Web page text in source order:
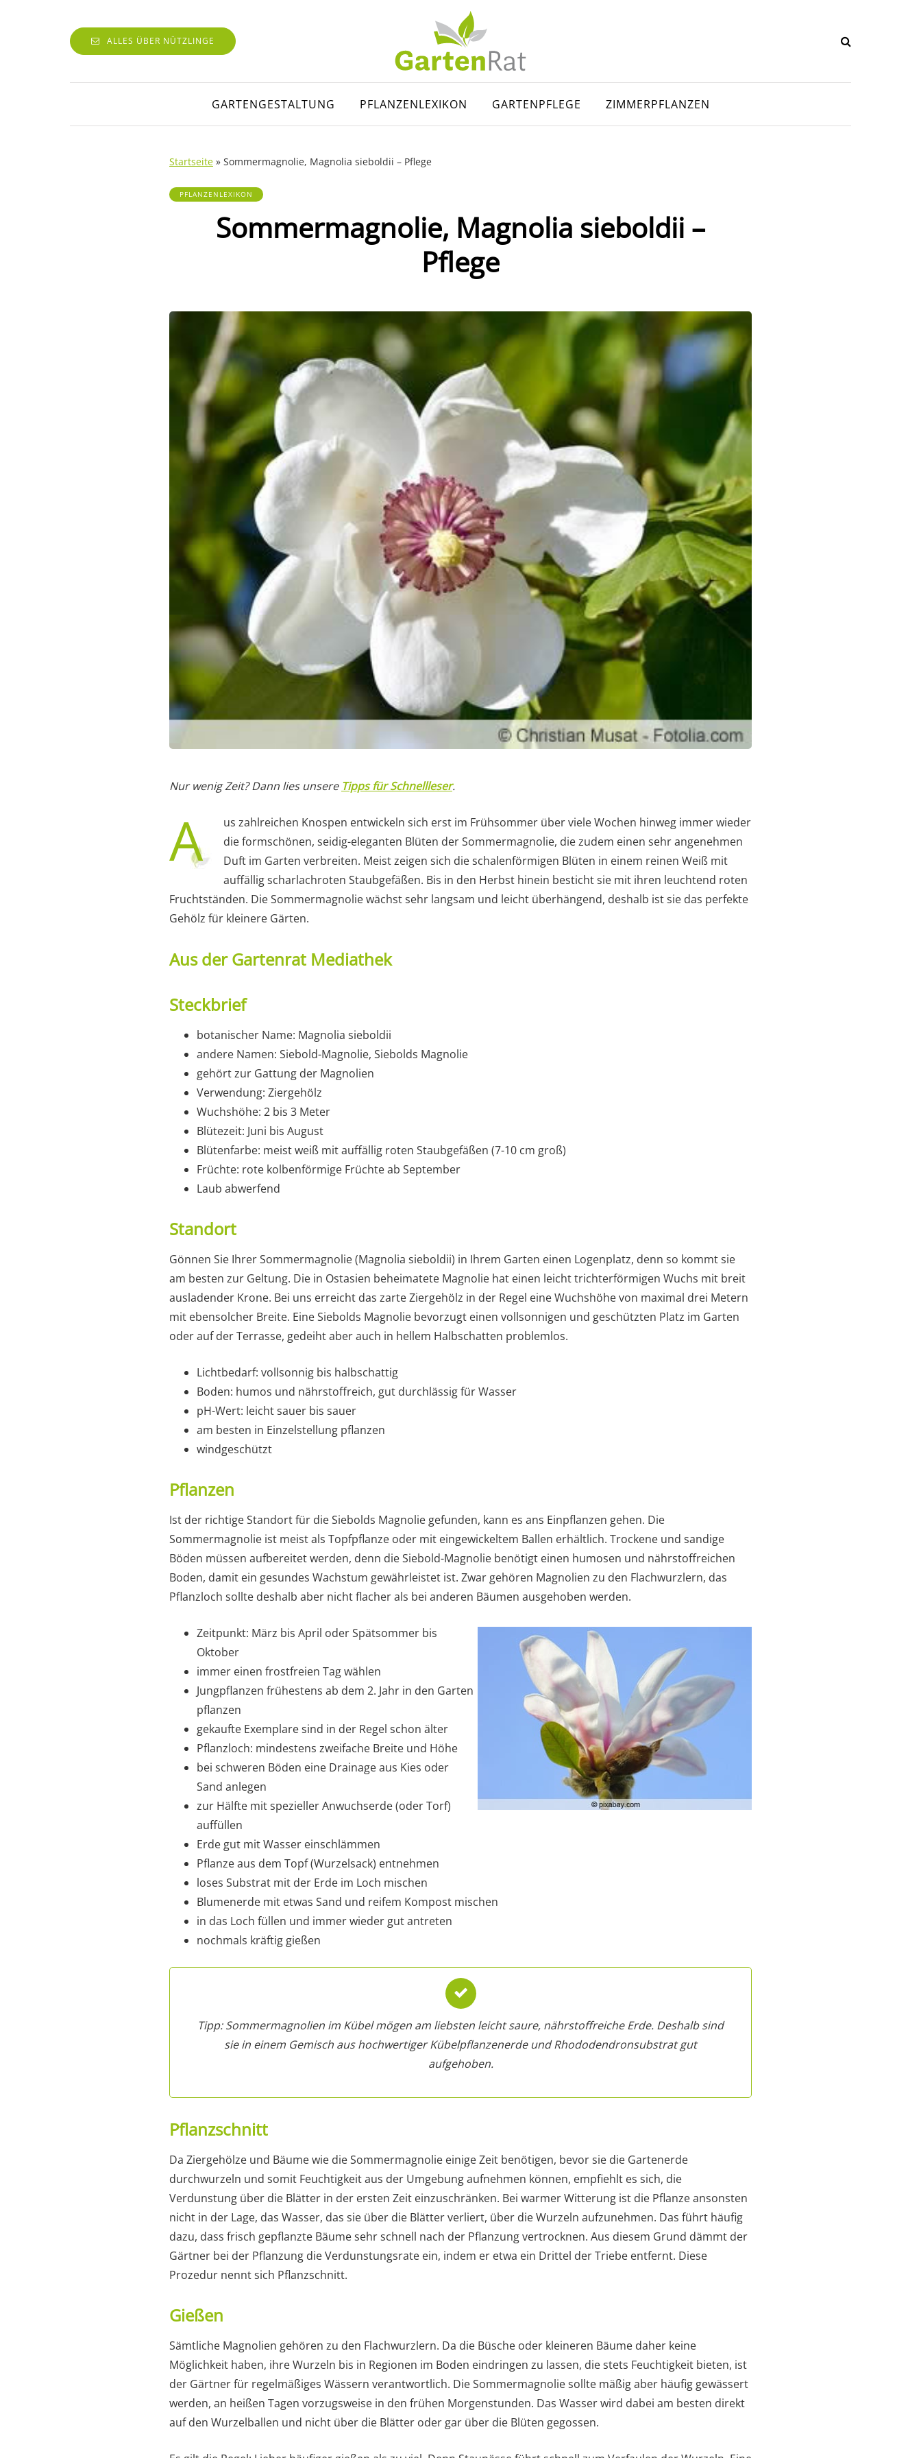
ALLES ÜBER NÜTZLINGE
GARTENGESTALTUNG PFLANZENLEXIKON GARTENPFLEGE ZIMMERPFLANZEN
Startseite » Sommermagnolie, Magnolia sieboldii – Pflege
PFLANZENLEXIKON
Sommermagnolie, Magnolia sieboldii –
Pflege
Nur wenig Zeit? Dann lies unsere Tipps für Schnellleser.
A
us zahlreichen Knospen entwickeln sich erst im Frühsommer über viele Wochen hinweg immer wieder
die formschönen, seidig-eleganten Blüten der Sommermagnolie, die zudem einen sehr angenehmen
Duft im Garten verbreiten. Meist zeigen sich die schalenförmigen Blüten in einem reinen Weiß mit
auffällig scharlachroten Staubgefäßen. Bis in den Herbst hinein besticht sie mit ihren leuchtend roten
Fruchtständen. Die Sommermagnolie wächst sehr langsam und leicht überhängend, deshalb ist sie das perfekte
Gehölz für kleinere Gärten.
Aus der Gartenrat Mediathek
Steckbrief
botanischer Name: Magnolia sieboldii
andere Namen: Siebold-Magnolie, Siebolds Magnolie
gehört zur Gattung der Magnolien
Verwendung: Ziergehölz
Wuchshöhe: 2 bis 3 Meter
Blütezeit: Juni bis August
Blütenfarbe: meist weiß mit auffällig roten Staubgefäßen (7-10 cm groß)
Früchte: rote kolbenförmige Früchte ab September
Laub abwerfend
Standort
Gönnen Sie Ihrer Sommermagnolie (Magnolia sieboldii) in Ihrem Garten einen Logenplatz, denn so kommt sie
am besten zur Geltung. Die in Ostasien beheimatete Magnolie hat einen leicht trichterförmigen Wuchs mit breit
ausladender Krone. Bei uns erreicht das zarte Ziergehölz in der Regel eine Wuchshöhe von maximal drei Metern
mit ebensolcher Breite. Eine Siebolds Magnolie bevorzugt einen vollsonnigen und geschützten Platz im Garten
oder auf der Terrasse, gedeiht aber auch in hellem Halbschatten problemlos.
Lichtbedarf: vollsonnig bis halbschattig
Boden: humos und nährstoffreich, gut durchlässig für Wasser
pH-Wert: leicht sauer bis sauer
am besten in Einzelstellung pflanzen
windgeschützt
Pflanzen
Ist der richtige Standort für die Siebolds Magnolie gefunden, kann es ans Einpflanzen gehen. Die
Sommermagnolie ist meist als Topfpflanze oder mit eingewickeltem Ballen erhältlich. Trockene und sandige
Böden müssen aufbereitet werden, denn die Siebold-Magnolie benötigt einen humosen und nährstoffreichen
Boden, damit ein gesundes Wachstum gewährleistet ist. Zwar gehören Magnolien zu den Flachwurzlern, das
Pflanzloch sollte deshalb aber nicht flacher als bei anderen Bäumen ausgehoben werden.
Zeitpunkt: März bis April oder Spätsommer bis
Oktober
immer einen frostfreien Tag wählen
Jungpflanzen frühestens ab dem 2. Jahr in den Garten
pflanzen
gekaufte Exemplare sind in der Regel schon älter
Pflanzloch: mindestens zweifache Breite und Höhe
bei schweren Böden eine Drainage aus Kies oder
Sand anlegen
zur Hälfte mit spezieller Anwuchserde (oder Torf)
auffüllen
Erde gut mit Wasser einschlämmen
Pflanze aus dem Topf (Wurzelsack) entnehmen
loses Substrat mit der Erde im Loch mischen
Blumenerde mit etwas Sand und reifem Kompost mischen
in das Loch füllen und immer wieder gut antreten
nochmals kräftig gießen
Tipp: Sommermagnolien im Kübel mögen am liebsten leicht saure, nährstoffreiche Erde. Deshalb sind
sie in einem Gemisch aus hochwertiger Kübelpflanzenerde und Rhododendronsubstrat gut
aufgehoben.
Pflanzschnitt
Da Ziergehölze und Bäume wie die Sommermagnolie einige Zeit benötigen, bevor sie die Gartenerde
durchwurzeln und somit Feuchtigkeit aus der Umgebung aufnehmen können, empfiehlt es sich, die
Verdunstung über die Blätter in der ersten Zeit einzuschränken. Bei warmer Witterung ist die Pflanze ansonsten
nicht in der Lage, das Wasser, das sie über die Blätter verliert, über die Wurzeln aufzunehmen. Das führt häufig
dazu, dass frisch gepflanzte Bäume sehr schnell nach der Pflanzung vertrocknen. Aus diesem Grund dämmt der
Gärtner bei der Pflanzung die Verdunstungsrate ein, indem er etwa ein Drittel der Triebe entfernt. Diese
Prozedur nennt sich Pflanzschnitt.
Gießen
Sämtliche Magnolien gehören zu den Flachwurzlern. Da die Büsche oder kleineren Bäume daher keine
Möglichkeit haben, ihre Wurzeln bis in Regionen im Boden eindringen zu lassen, die stets Feuchtigkeit bieten, ist
der Gärtner für regelmäßiges Wässern verantwortlich. Die Sommermagnolie sollte mäßig aber häufig gewässert
werden, an heißen Tagen vorzugsweise in den frühen Morgenstunden. Das Wasser wird dabei am besten direkt
auf den Wurzelballen und nicht über die Blätter oder gar über die Blüten gegossen.